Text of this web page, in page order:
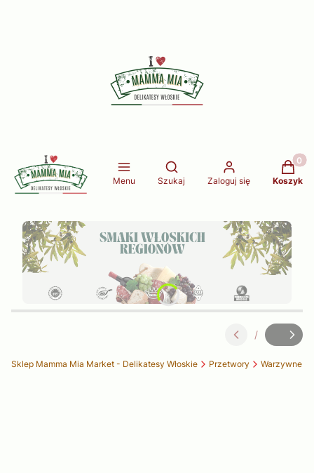
Menu
Otwórz wyszukiwarkę
Szukaj Zaloguj się Koszyk
Slajd
/
z
Sklep Mamma Mia Market - Delikatesy Włoskie Przetwory Warzywne